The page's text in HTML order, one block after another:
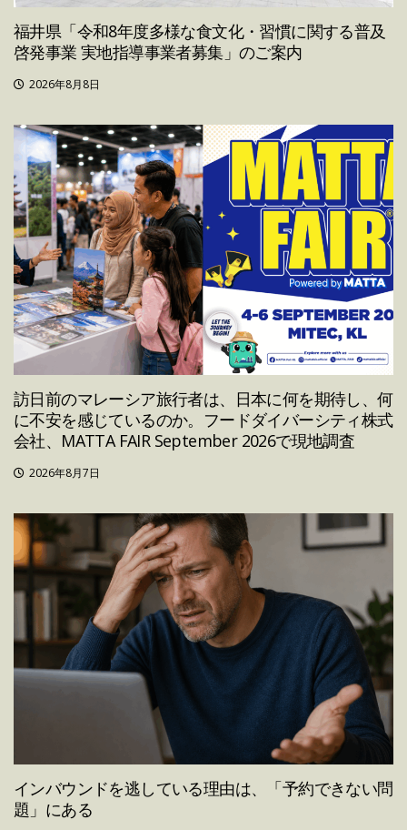
福井県「令和8年度多様な食文化・習慣に関する普及
啓発事業 実地指導事業者募集」のご案内
2026年8月8日
訪日前のマレーシア旅行者は、日本に何を期待し、何
に不安を感じているのか。フードダイバーシティ株式
会社、MATTA FAIR September 2026で現地調査
2026年8月7日
インバウンドを逃している理由は、「予約できない問
題」にある